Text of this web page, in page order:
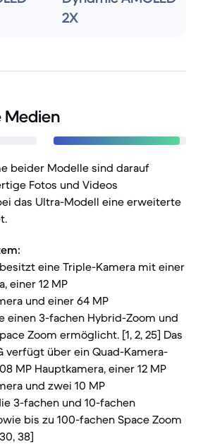
2X
Medien
beider Modelle sind darauf
Fotos und Videos
das Ultra-Modell eine erweiterte
besitzt eine Triple-Kamera mit einer
einer 12 MP
und einer 64 MP
einen 3-fachen Hybrid-Zoom und
Zoom ermöglicht. [1, 2, 25] Das
verfügt über ein Quad-Kamera-
MP Hauptkamera, einer 12 MP
und zwei 10 MP
3-fachen und 10-fachen
bis zu 100-fachen Space Zoom
38]